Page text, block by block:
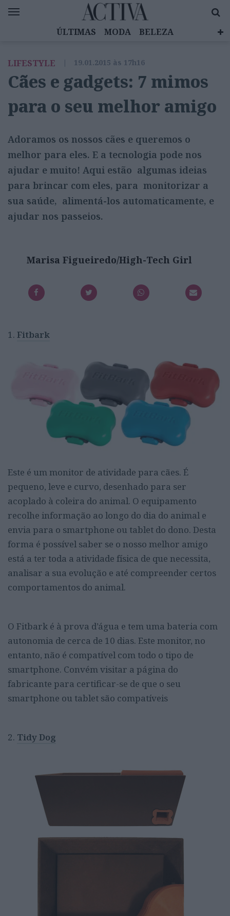
ÚLTIMAS MODA
BELEZA
EMOÇÕES
MULHERES INSPIRADORAS
DIZ QUEM SABE
ACTIVA BRAND STUDIO
LIFESTYLE | 19.01.2015 às 17h16
Cães e gadgets: 7 mimos
para o seu melhor amigo
Adoramos os nossos cães e queremos o
melhor para eles. E a tecnologia pode nos
ajudar e muito! Aqui estão algumas ideias
para brincar com eles, para monitorizar a
sua saúde, alimentá-los automaticamente, e
ajudar nos passeios.
Marisa Figueiredo/High-Tech Girl
1. Fitbark
Este é ummonitor de atividade para cães. É
pequeno, leve e curvo, desenhado para ser
acoplado à coleira do animal. O equipamento
recolhe informação ao longo do dia do animal e
envia para o smartphone ou tablet do dono. Desta
forma é possível saber se o nosso melhor amigo
está a ter toda a atividade física de que necessita,
analisar a sua evolução e até compreender certos
comportamentos do animal.
O Fitbark é à prova d’água e tem uma bateria com
autonomia de cerca de 10 dias. Este monitor, no
entanto, não é compatível com todo o tipo de
smartphone. Convém visitar a página do
fabricante para certificar-se de que o seu
smartphone ou tablet são compatíveis
2. Tidy Dog